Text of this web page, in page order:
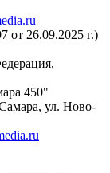
26.09.2025 г.)
450"
ул. Ново-